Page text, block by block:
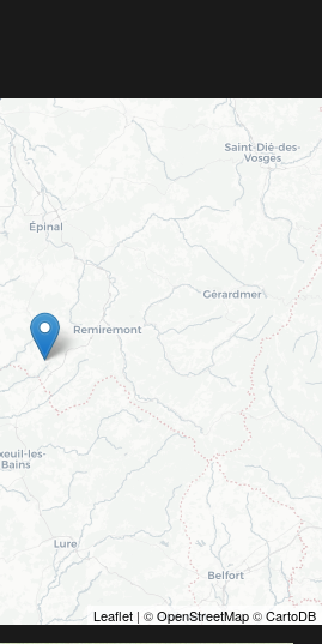
Leaflet | ©OpenStreetMap©CartoDB